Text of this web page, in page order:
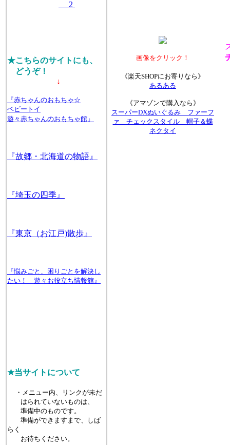
画像をクリック！
《楽天SHOPにお寄りなら》
あるある
《アマゾンで購入なら》
スーパーDXぬいぐるみ ファーフ
ァ チェックスタイル 帽子＆蝶
ネクタイ
2
★こちらのサイトにも、
どうぞ！
↓
『赤ちゃんのおもちゃ☆
ベビートイ
遊々赤ちゃんのおもちゃ館』
『故郷・北海道の物語』
『埼玉の四季』
『東京（お江戸)散歩』
『悩みごと、困りごとを解決し
たい！ 遊々お役立ち情報館』
★当サイトについて
・メニュー内、リンクが未だ
はられていないものは、
準備中のものです。
準備ができますまで、しば
らく
お待ちください。